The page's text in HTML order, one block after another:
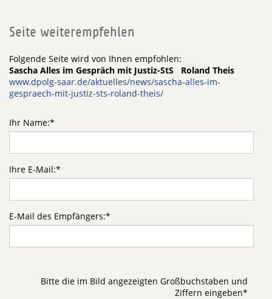
Seite weiterempfehlen
Folgende Seite wird von Ihnen empfohlen:
Sascha Alles im Gespräch mit Justiz-StS Roland Theis
www.dpolg-saar.de/aktuelles/news/sascha-alles-im-
gespraech-mit-justiz-sts-roland-theis/
Ihr Name:*
Ihre E-Mail:*
E-Mail des Empfängers:*
Bitte die im Bild angezeigten Großbuchstaben und
Ziffern eingeben*